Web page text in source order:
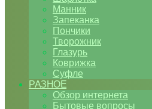
Манник
Запеканка
Пончики
Творожник
Глазурь
Коврижка
Суфле
РАЗНОЕ
Обзор интернета
Бытовые вопросы